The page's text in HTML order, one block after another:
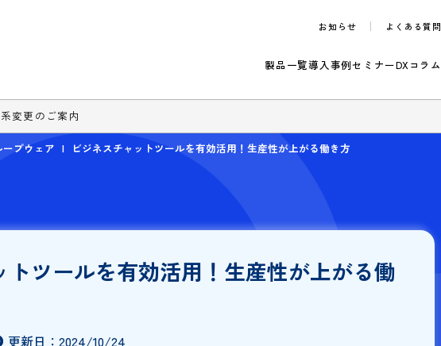
お知らせ
製品一覧 導入事例 セ
体系変更のご案内
ットツールを有効活用！生産性が上が